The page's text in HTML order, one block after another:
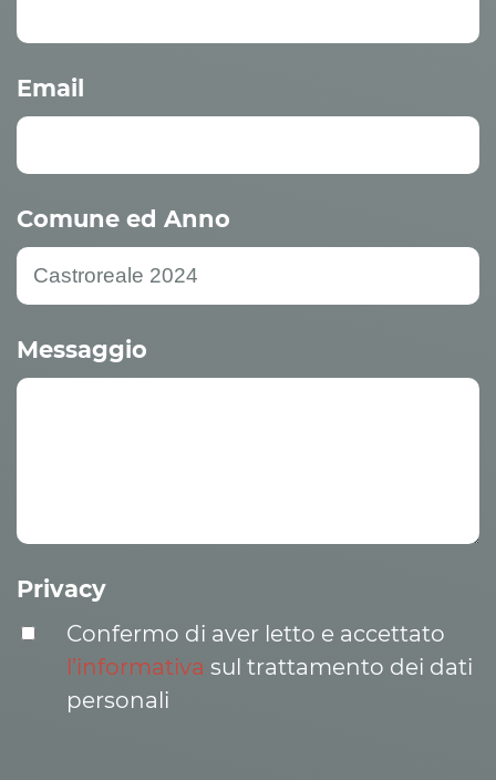
Email
Comune ed Anno
Messaggio
Privacy
Confermo di aver letto e accettato
l’informativa sul trattamento dei dati
personali